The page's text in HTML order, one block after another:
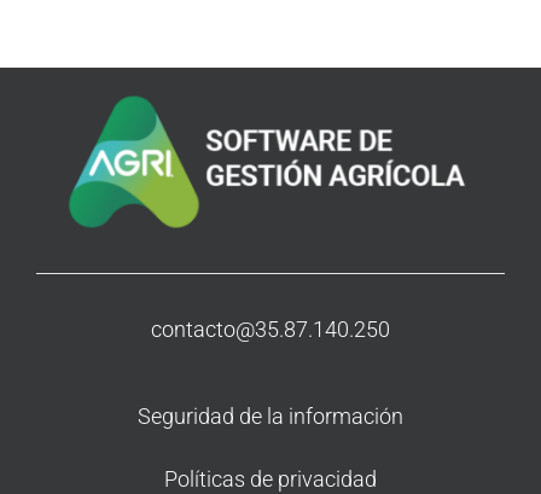
contacto@35.87.140.250
Seguridad de la información
Políticas de privacidad